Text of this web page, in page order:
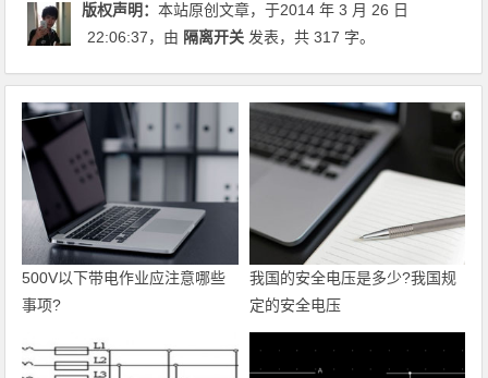
版权声明：本站原创文章，于2014 年 3 月 26 日
22:06:37，由 隔离开关 发表，共 317 字。
500V以下带电作业应注意哪些
事项?
我国的安全电压是多少?我国规
定的安全电压